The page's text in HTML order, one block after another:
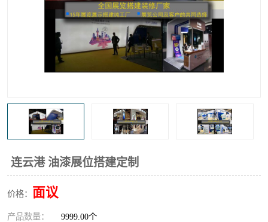
连云港 油漆展位搭建定制
价格： 面议
产品数量： 9999.00个